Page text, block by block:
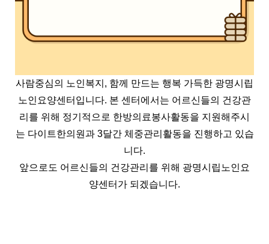
사람중심의 노인복지, 함께 만드는 행복 가득한 광명시립
노인요양센터입니다. 본 센터에서는 어르신들의 건강관
리를 위해 정기적으로 한방의료봉사활동을 지원해주시
는 다이트한의원과 3달간 체중관리활동을 진행하고 있습
니다.
앞으로도 어르신들의 건강관리를 위해 광명시립노인요
양센터가 되겠습니다.